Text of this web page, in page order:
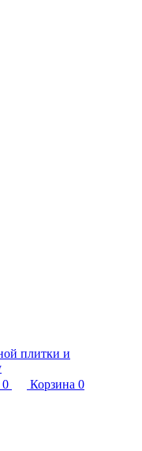
0 Корзина 0